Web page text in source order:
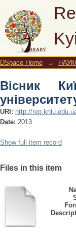
Вісник
DSpace Home →
Вісник
URI: http://
Date: 2013
Show full item record
Files in this item